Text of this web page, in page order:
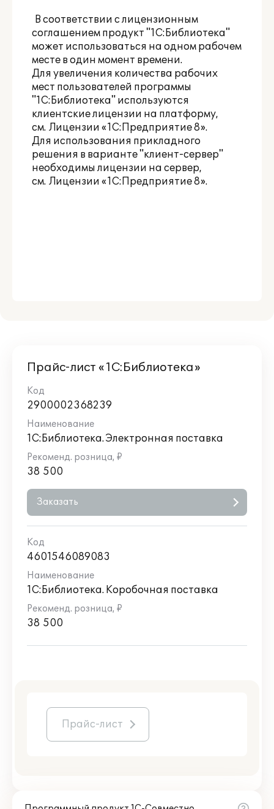
В соответствии с лицензионным
соглашением продукт "1С:Библиотека"
может использоваться на одном рабочем
месте в один момент времени.
Для увеличения количества рабочих
мест пользователей программы
"1С:Библиотека" используются
клиентские лицензии на платформу,
см. Лицензии «1С:Предприятие 8».
Для использования прикладного
решения в варианте "клиент-сервер"
необходимы лицензии на сервер,
см. Лицензии «1С:Предприятие 8».
Прайс-лист «1С:Библиотека»
2900002368239
1С:Библиотека. Электронная поставка
38 500
Заказать
4601546089083
1С:Библиотека. Коробочная поставка
38 500
Прайс-лист